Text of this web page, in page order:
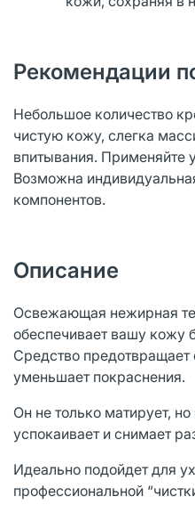
Рекомендации
Небольшое количество
чистую кожу, слегка
впитывания. Применяйте
Возможна
компонентов.
Описание
Освежающая нежирная
обеспечивает вашу
Средство предотвращает
уменьшает покраснения.
Он не только матирует,
успокаивает и снимает
Идеально подойдет для
профессиональной